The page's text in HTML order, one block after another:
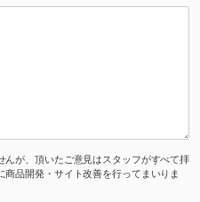
が、頂いたご意見はスタッフがすべて拝
品開発・サイト改善を行ってまいりま